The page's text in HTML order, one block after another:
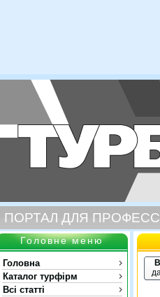
ПОРТАЛ ДЛЯ
Головне меню
Головна
Каталог турфірм
Всі статті